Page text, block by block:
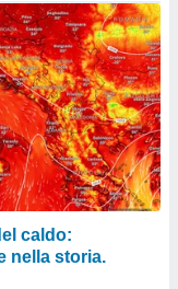
caldo:
nella storia.